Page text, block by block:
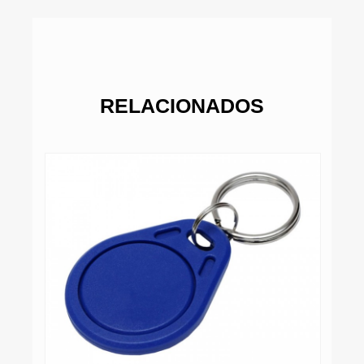
RELACIONADOS